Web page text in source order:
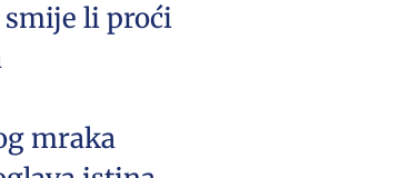
li proći
mraka